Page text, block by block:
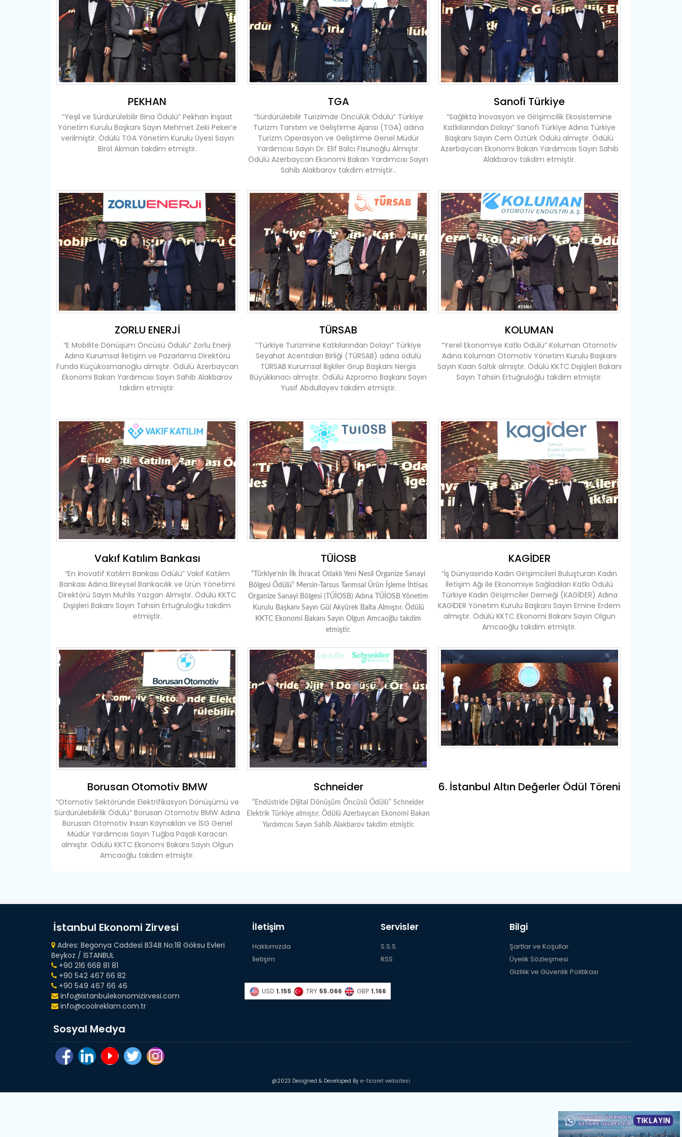
PEKHAN
“Yeşil ve Sürdürülebilir Bina Ödülü” Pekhan İnşaat
Yönetim Kurulu Başkanı Sayın Mehmet Zeki Peker’e
verilmiştir. Ödülü TGA Yönetim Kurulu Üyesi Sayın
Birol Akman takdim etmiştir.
TGA
“Sürdürülebilir Turizimde Öncülük Ödülü” Türkiye
Turizm Tanıtım ve Geliştirme Ajansı (TGA) adına
Turizm Operasyon ve Geliştirme Genel Müdür
Yardımcısı Sayın Dr. Elif Balcı Fisunoğlu Almıştır.
Ödülü Azerbaycan Ekonomi Bakan Yardımcısı Sayın
Sahib Alakbarov takdim etmiştir..
Sanofi Türkiye
“Sağlıkta İnovasyon ve Girişimcilik Ekosistemine
Katkılarından Dolayı” Sanofi Türkiye Adına Türkiye
Başkanı Sayın Cem Öztürk Ödülü almıştır. Ödülü
Azerbaycan Ekonomi Bakan Yardımcısı Sayın Sahib
Alakbarov takdim etmiştir.
ZORLU ENERJİ
“E Mobilite Dönüşüm Öncüsü Ödülü” Zorlu Enerji
Adına Kurumsal İletişim ve Pazarlama Direktörü
Funda Küçükosmanoğlu almıştır. Ödülü Azerbaycan
Ekonomi Bakan Yardımcısı Sayın Sahib Alakbarov
takdim etmiştir.
TÜRSAB
‘’Türkiye Turizmine Katkılarından Dolayı” Türkiye
Seyahat Acentaları Birliği (TÜRSAB) adına ödülü
TÜRSAB Kurumsal İlişkiler Grup Başkanı Nergis
Büyükkınacı almıştır. Ödülü Azpromo Başkanı Sayın
Yusif Abdullayev takdim etmiştir.
KOLUMAN
“Yerel Ekonomiye Katkı Ödülü” Koluman Otomotiv
Adına Koluman Otomotiv Yönetim Kurulu Başkanı
Sayın Kaan Saltık almıştır. Ödülü KKTC Dışişleri Bakanı
Sayın Tahsin Ertuğruloğlu takdim etmiştir.
Vakıf Katılım Bankası
“En İnovatif Katılım Bankası Ödülü” Vakıf Katılım
Bankası Adına Bireysel Bankacılık ve Ürün Yönetimi
Direktörü Sayın Muhlis Yazgan Almıştır. Ödülü KKTC
Dışişleri Bakanı Sayın Tahsin Ertuğruloğlu takdim
etmiştir.
TÜİOSB
“Türkiye’nin İlk İhracat Odaklı Yeni Nesil Organize Sanayi
Bölgesi Ödülü” Mersin-Tarsus Tarımsal Ürün İşleme İhtisas
Organize Sanayi Bölgesi (TÜİOSB) Adına TÜİOSB Yönetim
Kurulu Başkanı Sayın Gül Akyürek Balta Almıştır. Ödülü
KKTC Ekonomi Bakanı Sayın Olgun Amcaoğlu takdim
etmiştir.
KAGİDER
“İş Dünyasında Kadın Girişimcileri Buluşturan Kadın
İletişim Ağı ile Ekonomiye Sağladıları Katkı Ödülü
Türkiye Kadın Girişimciler Derneği (KAGİDER) Adına
KAGİDER Yönetim Kurulu Başkanı Sayın Emine Erdem
almıştır. Ödülü KKTC Ekonomi Bakanı Sayın Olgun
Amcaoğlu takdim etmiştir.
Borusan Otomotiv BMW
“Otomotiv Sektöründe Elektrifikasyon Dönüşümü ve
Sürdürülebilirlik Ödülü” Borusan Otomotiv BMW Adına
Borusan Otomotiv İnsan Kaynakları ve İSG Genel
Müdür Yardımcısı Sayın Tuğba Paşalı Karacan
almıştır. Ödülü KKTC Ekonomi Bakanı Sayın Olgun
Amcaoğlu takdim etmiştir.
Schneider
“Endüstride Dijital Dönüşüm Öncüsü Ödülü” Schneider
Elektrik Türkiye almıştır. Ödülü Azerbaycan Ekonomi Bakan
Yardımcısı Sayın Sahib Alakbarov takdim etmiştir.
6. İstanbul Altın Değerler Ödül Töreni
İstanbul Ekonomi Zirvesi
Adres: Begonya Caddesi B34B No:18 Göksu Evleri
Beykoz / İSTANBUL
+90 216 668 81 81
+90 542 467 66 82
+90 549 467 66 46
info@istanbulekonomizirvesi.com
info@coolreklam.com.tr
İletişim
Hakkımızda
İletişim
Servisler
S.S.S.
RSS
Bilgi
Şartlar ve Koşullar
Üyelik Sözleşmesi
Gizlilik ve Güvenlik Politikası
USD 1.155 TRY 55.066 GBP 1.166
Sosyal Medya
@2023 Designed & Developed Bye-ticaret websitesi